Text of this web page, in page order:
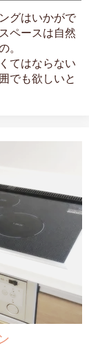
グはいかがで
ペースは自然
。
てはならない
でも欲しいと